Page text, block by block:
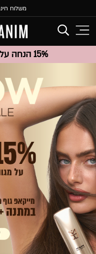
משלוח
15% הנחה על מגוון מוצרים נבחרים